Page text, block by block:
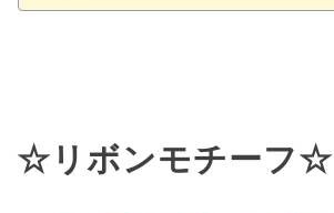
☆リボンモチーフ☆